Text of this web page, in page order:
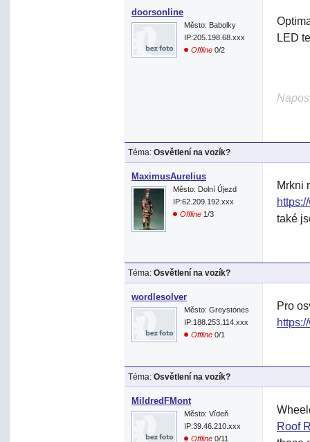
doorsonline
Město: Babolky
IP:205.198.68.xxx
Offline 0/2
LED
Téma: Osvětlení na vozík?
MaximusAurelius
Město: Dolní Újezd
IP:62.209.192.xxx
Offline 1/3
Mrkni
také
Téma: Osvětlení na vozík?
wordlesolver
Město: Greystones
IP:188.253.114.xxx
Offline 0/1
Pro
Téma: Osvětlení na vozík?
MildredFMont
Město: Vídeň
IP:39.46.210.xxx
Offline 0/11
Roof